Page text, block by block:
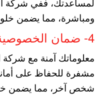
ومباشرة، مما يضمن
4- ضمان الخصوصية والأمان:
معلوماتك آمنة مع
مشفرة للحفاظ على
شخص آخر، مما يضمن